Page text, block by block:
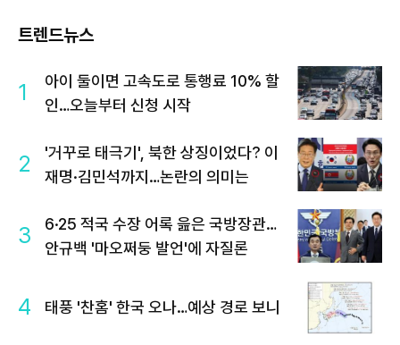
트렌드뉴스
1
아이 둘이면 고속도로 통행료 10% 할
인…오늘부터 신청 시작
2
'거꾸로 태극기', 북한 상징이었다? 이
재명·김민석까지…논란의 의미는
3
6·25 적국 수장 어록 읊은 국방장관…
안규백 '마오쩌둥 발언'에 자질론
4 태풍 '찬홈' 한국 오나…예상 경로 보니